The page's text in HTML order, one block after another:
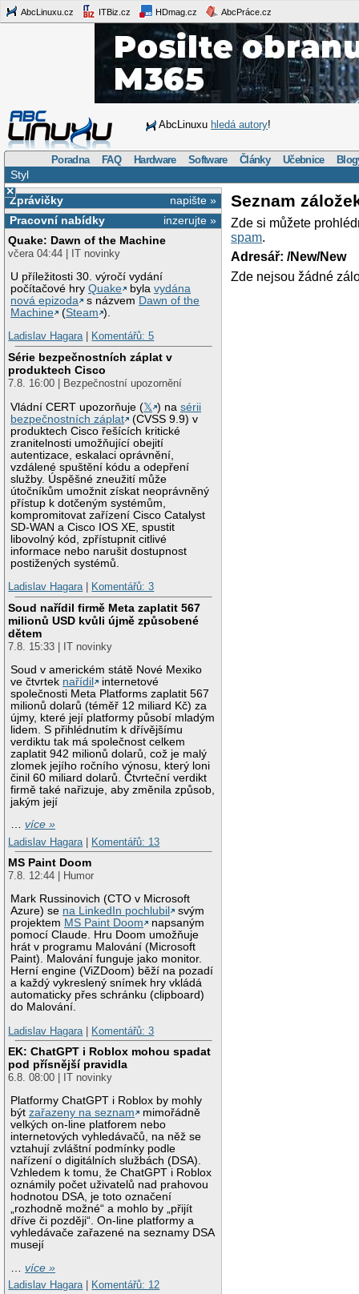
AbcLinuxu.cz ITBiz.cz HDmag.cz AbcPráce.cz
AbcLinuxu hledá autory!
Poradna FAQ Hardware Software Články Učebnice
Styl
×
napište »
Zprávičky
inzerujte »
Pracovní nabídky
Quake: Dawn of the Machine
včera 04:44 | IT novinky
U příležitosti 30. výročí vydání
počítačové hryQuake bylavydána
nová epizoda
s názvem Dawn of the
Machine
(Steam ).
Ladislav Hagara| Komentářů: 5
Série bezpečnostních záplat v
produktech Cisco
7.8. 16:00 | Bezpečnostní upozornění
Vládní CERT upozorňuje (𝕏 ) nasérii
bezpečnostních záplat
(CVSS 9.9) v
produktech Cisco řešících kritické
zranitelnosti umožňující obejití
autentizace, eskalaci oprávnění,
vzdálené spuštění kódu a odepření
služby. Úspěšné zneužití může
útočníkům umožnit získat neoprávněný
přístup k dotčeným systémům,
kompromitovat zařízení Cisco Catalyst
SD-WAN a Cisco IOS XE, spustit
libovolný kód, zpřístupnit citlivé
informace nebo narušit dostupnost
postižených systémů.
Ladislav Hagara| Komentářů: 3
Soud nařídil firmě Meta zaplatit 567
milionů USD kvůli újmě způsobené
dětem
7.8. 15:33 | IT novinky
Soud v americkém státě Nové Mexiko
ve čtvrtek nařídil
internetové
společnosti Meta Platforms zaplatit 567
milionů dolarů (téměř 12 miliard Kč) za
újmy, které její platformy působí mladým
lidem. S přihlédnutím k dřívějšímu
verdiktu tak má společnost celkem
zaplatit 942 milionů dolarů, což je malý
zlomek jejího ročního výnosu, který loni
činil 60 miliard dolarů. Čtvrteční verdikt
firmě také nařizuje, aby změnila způsob,
jakým její
…více »
Ladislav Hagara
Komentářů: 13
MS Paint Doom
7.8. 12:44 | Humor
Mark Russinovich (CTO v Microsoft
Azure) se na LinkedIn pochlubil
svým
projektem MS Paint Doom
napsaným
pomocí Claude. Hru Doom umožňuje
hrát v programu Malování (Microsoft
Paint). Malování funguje jako monitor.
Herní engine (ViZDoom) běží na pozadí
a každý vykreslený snímek hry vkládá
automaticky přes schránku (clipboard)
do Malování.
Ladislav Hagara
Komentářů: 3
EK: ChatGPT i Roblox mohou spadat
pod přísnější pravidla
6.8. 08:00 | IT novinky
Platformy ChatGPT i Roblox by mohly
býtzařazeny na seznam
mimořádně
velkých on-line platforem nebo
internetových vyhledávačů, na něž se
vztahují zvláštní podmínky podle
nařízení o digitálních službách (DSA).
Vzhledem k tomu, že ChatGPT i Roblox
oznámily počet uživatelů nad prahovou
hodnotou DSA, je toto označení
„rozhodně možné“ a mohlo by „přijít
dříve či později“. On-line platformy a
vyhledávače zařazené na seznamy DSA
musejí
…více »
Ladislav Hagara| Komentářů: 12
Seznam
Zde si můžete
spam.
Adresář: /New/New
Zde nejsou žádné